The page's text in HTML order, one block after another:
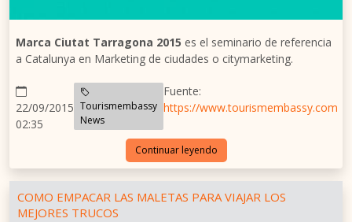
Marca Ciutat Tarragona 2015 es el seminario de referencia
a Catalunya en Marketing de ciudades o citymarketing.
22/09/2015
02:35
Tourismembassy
News
Fuente:
https://www.tourismembassy.com
Continuar leyendo
COMO EMPACAR LAS MALETAS PARA VIAJAR LOS
MEJORES TRUCOS